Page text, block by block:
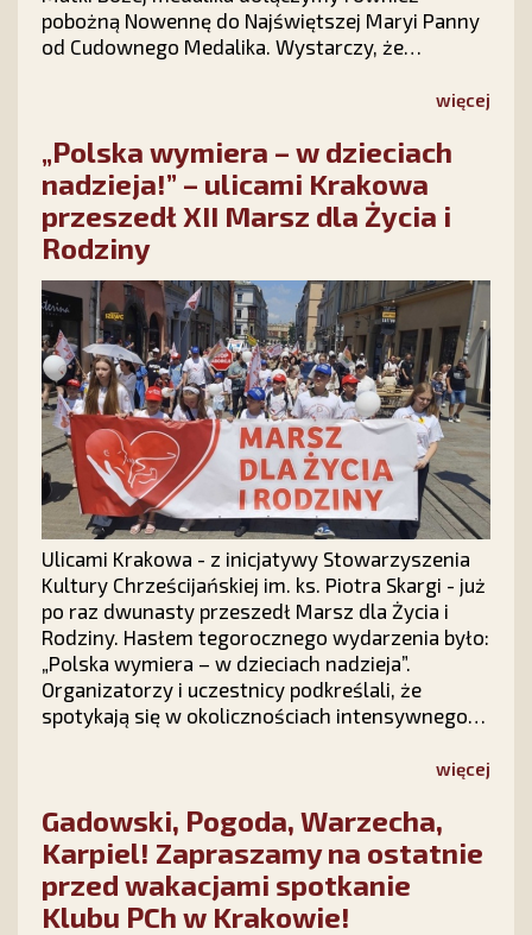
pobożną Nowennę do Najświętszej Maryi Panny
od Cudownego Medalika. Wystarczy, że
Stowarzyszenia Ks. Piotra Skargi „Dar Maryi”
numer 12 423 44 23, a Medalik i Nowenna będą
Twoje!
więcej
„Polska wymiera – w dzieciach
nadzieja!” – ulicami Krakowa
przeszedł XII Marsz dla Życia i
Rodziny
Ulicami Krakowa - z inicjatywy Stowarzyszenia
Kultury Chrześcijańskiej im. ks. Piotra Skargi - już
po raz dwunasty przeszedł Marsz dla Życia i
Rodziny. Hasłem tegorocznego wydarzenia było:
„Polska wymiera – w dzieciach nadzieja”.
Organizatorzy i uczestnicy podkreślali, że
spotykają się w okolicznościach intensywnego
pokona wszelkie przeciwności.
więcej
Gadowski, Pogoda, Warzecha,
Karpiel! Zapraszamy na ostatnie
przed wakacjami spotkanie
Klubu PCh w Krakowie!